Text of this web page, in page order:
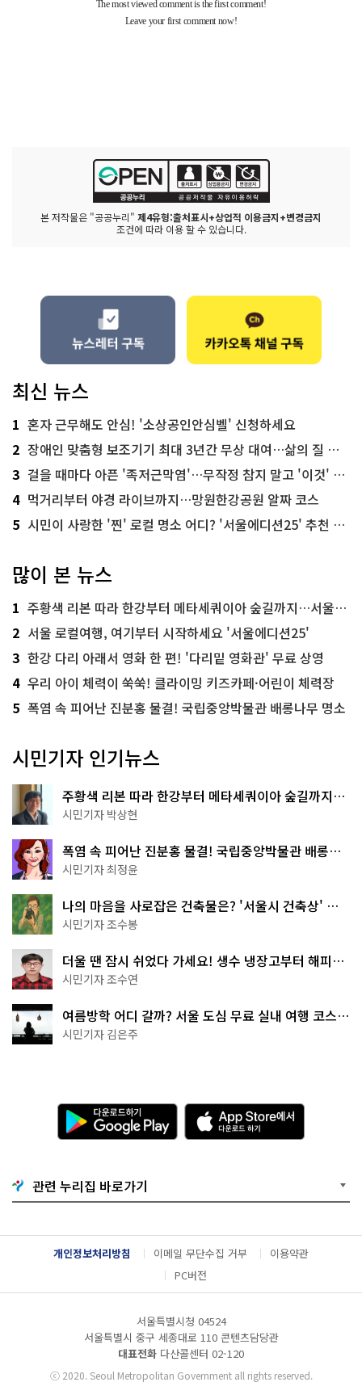
본 저작물은 "공공누리" 제4유형:출처표시+상업적 이용금지+변경금지
조건에 따라 이용 할 수 있습니다.
최신 뉴스
1 혼자 근무해도 안심! '소상공인안심벨' 신청하세요
2 장애인 맞춤형 보조기기 최대 3년간 무상 대여…삶의 질 높인다
3 걸을 때마다 아픈 '족저근막염'…무작정 참지 말고 '이것' 해보세요!
4 먹거리부터 야경 라이브까지…망원한강공원 알짜 코스
5 시민이 사랑한 '찐' 로컬 명소 어디? '서울에디션25' 추천 코스
많이 본 뉴스
1 주황색 리본 따라 한강부터 메타세쿼이아 숲길까지…서울둘레길 15코스
2 서울 로컬여행, 여기부터 시작하세요 '서울에디션25'
3 한강 다리 아래서 영화 한 편! '다리밑 영화관' 무료 상영
4 우리 아이 체력이 쑥쑥! 클라이밍 키즈카페·어린이 체력장
5 폭염 속 피어난 진분홍 물결! 국립중앙박물관 배롱나무 명소
시민기자 인기뉴스
주황색 리본 따라 한강부터 메타세쿼이아 숲길까지…
서울둘레길 15코스
시민기자 박상현
폭염 속 피어난 진분홍 물결! 국립중앙박물관 배롱나
무 명소
시민기자 최정윤
나의 마음을 사로잡은 건축물은? '서울시 건축상' 수
상작 공개!
시민기자 조수봉
더울 땐 잠시 쉬었다 가세요! 생수 냉장고부터 해피소
·무더위쉼터까지
시민기자 조수연
여름방학 어디 갈까? 서울 도심 무료 실내 여행 코스
추천
시민기자 김은주
다
운
로
기
G
o
g
l
e
A
p
p
e
서
다
운
관련 누리집 바로가기
개인정보처리방침 이메일 무단수집 거부
이용약관
PC버전
서울특별시청 04524
서울특별시 중구 세종대로 110 콘텐츠담당관
대표전화 다산콜센터 02-120
ⓒ2020. Seoul Metropolitan Government all rights reserved.